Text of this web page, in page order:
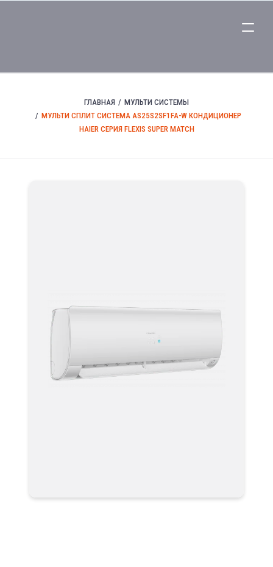
ГЛАВНАЯ
МУЛЬТИ СИСТЕМЫ
МУЛЬТИ СПЛИТ СИСТЕМА AS25S2SF1FA-W КОНДИЦИОНЕР
HAIER СЕРИЯ FLEXIS SUPER MATCH